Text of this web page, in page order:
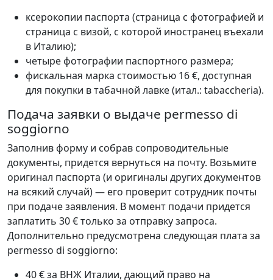
ксерокопии паспорта (страница с фотографией и
страница с визой, с которой иностранец въехали
в Италию);
четыре фотографии паспортного размера;
фискальная марка стоимостью 16 €, доступная
для покупки в табачной лавке (итал.: tabaccheria).
Подача заявки о выдаче permesso di
soggiorno
Заполнив форму и собрав сопроводительные
документы, придется вернуться на почту. Возьмите
оригинал паспорта (и оригиналы других документов
на всякий случай) — его проверит сотрудник почты
при подаче заявления. В момент подачи придется
заплатить 30 € только за отправку запроса.
Дополнительно предусмотрена следующая плата за
permesso di soggiorno:
40 € за ВНЖ Италии, дающий право на